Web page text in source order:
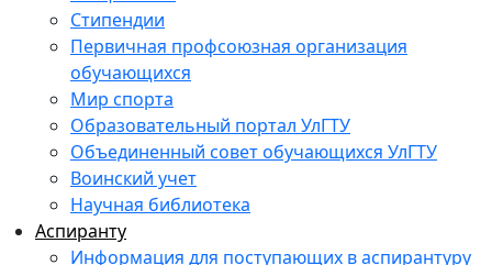
Стипендии
Первичная профсоюзная организация
обучающихся
Мир спорта
Образовательный портал УлГТУ
Объединенный совет обучающихся УлГТУ
Воинский учет
Научная библиотека
Аспиранту
Информация для поступающих в аспирантуру